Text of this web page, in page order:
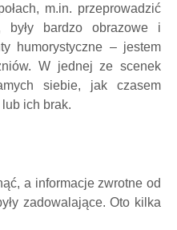
m.in. przeprowadzić
były bardzo obrazowe i
humorystyczne – jestem
W jednej ze scenek
siebie, jak czasem
ich brak.
a informacje zwrotne od
zadowalające. Oto kilka